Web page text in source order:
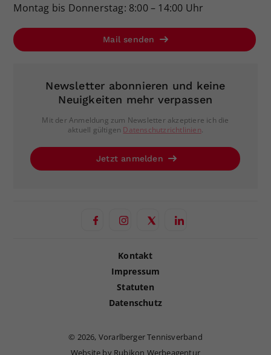
Montag bis Donnerstag: 8:00 – 14:00 Uhr
Mail senden
Newsletter abonnieren und keine
Neuigkeiten mehr verpassen
Mit der Anmeldung zum Newsletter akzeptiere ich die
aktuell gültigen Datenschutzrichtlinien.
Jetzt anmelden
Kontakt
Impressum
Statuten
Datenschutz
© 2026, Vorarlberger Tennisverband
Website by Rubikon Werbeagentur